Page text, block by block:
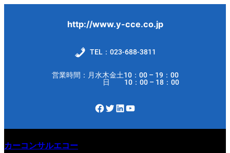
http://www.y-cce.co.jp
TEL：023-688-3811
営業時間：月水木金土10：00 – 19：00
日 10：00 – 18：00
Facebook Twitter LinkedIn YouTube
カーコンサルエコー